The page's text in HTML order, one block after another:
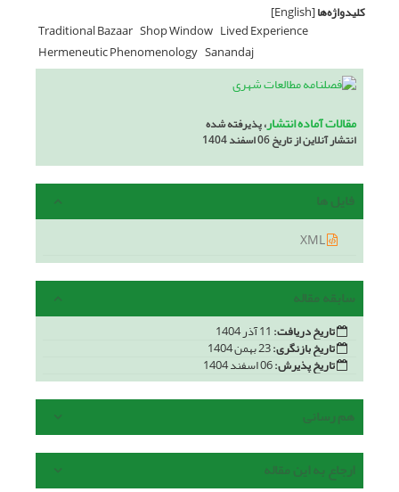
کلیدواژه‌ها[English]
Traditional Bazaar Shop Window Lived Experience
Hermeneutic Phenomenology Sanandaj
مقالات آماده انتشار، پذیرفته شده
انتشار آنلاین از تاریخ 06 اسفند 1404
فایل ها
سابقه مقاله
تاریخ دریافت:
تاریخ بازنگری:
تاریخ پذیرش:
هم رسانی
ارجاع به این مقاله